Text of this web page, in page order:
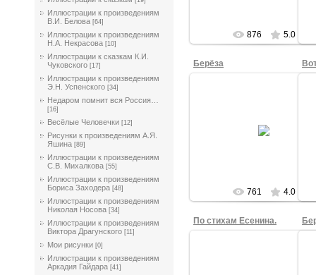
Иллюстрации к произведениям
В.И. Белова [64]
Иллюстрации к произведениям
Н.А. Некрасова [10]
Иллюстрации к сказкам К.И.
Чуковского [17]
Иллюстрации к произведениям
Э.Н. Успенского [34]
Недаром помнит вся Россия…
[16]
Весёлые Человечки [12]
Рисунки к произведениям А.Я.
Яшина [89]
Иллюстрации к произведениям
С.В. Михалкова [55]
Иллюстрации к произведениям
Бориса Заходера [48]
Иллюстрации к произведениям
Николая Носова [34]
Иллюстрации к произведениям
Виктора Драгунского [11]
Мои рисунки [0]
Иллюстрации к произведениям
Аркадия Гайдара [41]
876 5.0
Берёза
Берёза. Рисовала Ксения М.,
761 4.0
По стихам Есенина.